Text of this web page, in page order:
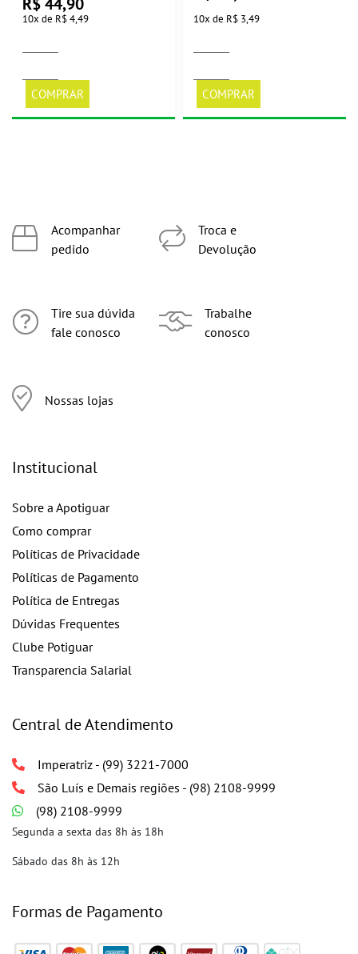
10x de R$ 4,49
COMPRAR
10x de R$ 3,49
COMPRAR
Acompanhar
pedido
Tire sua dúvida
fale conosco
Nossas lojas
Troca e
Devolução
Trabalhe
conosco
Institucional
Sobre a Apotiguar
Como comprar
Políticas de Privacidade
Políticas de Pagamento
Política de Entregas
Dúvidas Frequentes
Clube Potiguar
Transparencia Salarial
Central de Atendimento
Imperatriz - (99) 3221-7000
São Luís e Demais regiões - (98) 2108-9999
(98) 2108-9999
Segunda a sexta das 8h às 18h
Sábado das 8h às 12h
Formas de Pagamento